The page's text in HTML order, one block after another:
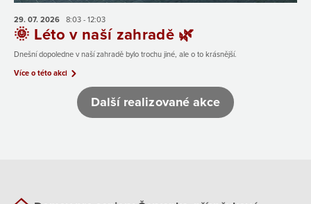
29. 07. 2026 8:03 - 12:03
🌞 Léto v naší zahradě 🌿
Dnešní dopoledne v naší zahradě bylo trochu jiné, ale o to krásnější.
Více o této akci
Další realizované akce